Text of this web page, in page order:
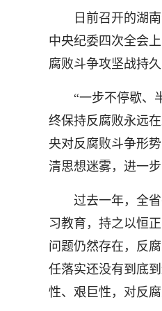
日前召开的湖南
中央纪委四次全会
腐败斗争攻坚战持
“一步不停歇、半
终保持反腐败永远
央对反腐败斗争形
清思想迷雾，进一
过去一年，全省
习教育，持之以恒
问题仍然存在，反
任落实还没有到底
性、艰巨性，对反